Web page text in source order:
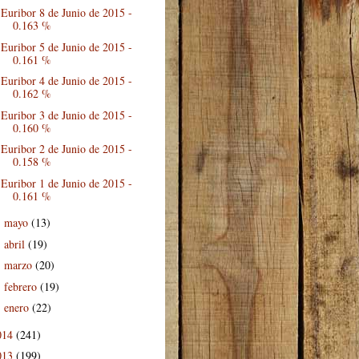
Euribor 8 de Junio de 2015 -
0.163 %
Euribor 5 de Junio de 2015 -
0.161 %
Euribor 4 de Junio de 2015 -
0.162 %
Euribor 3 de Junio de 2015 -
0.160 %
Euribor 2 de Junio de 2015 -
0.158 %
Euribor 1 de Junio de 2015 -
0.161 %
mayo (13)
abril (19)
marzo (20)
febrero (19)
enero (22)
(241)
(199)